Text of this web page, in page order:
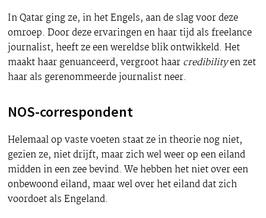
In Qatar ging ze, in het Engels, aan de slag voor deze
omroep. Door deze ervaringen en haar tijd als freelance
journalist, heeft ze een wereldse blik ontwikkeld. Het
maakt haar genuanceerd, vergroot haar credibilityen zet
haar als gerenommeerde journalist neer.
NOS-correspondent
Helemaal op vaste voeten staat ze in theorie nog niet,
gezien ze, niet drijft, maar zich wel weer op een eiland
midden in een zee bevind. We hebben het niet over een
onbewoond eiland, maar wel over het eiland dat zich
voordoet als Engeland.